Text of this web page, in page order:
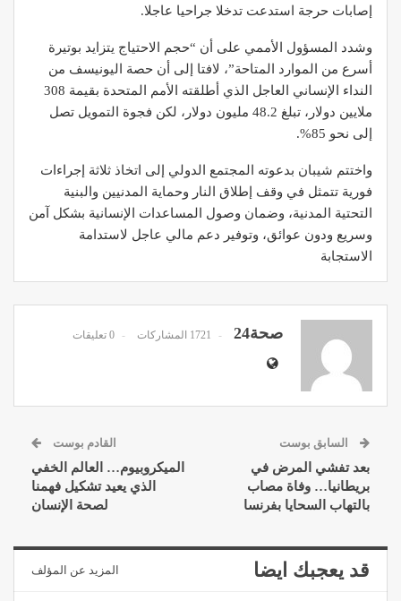
إصابات حرجة استدعت تدخلا جراحيا عاجلا.
وشدد المسؤول الأممي على أن “حجم الاحتياج يتزايد بوتيرة
أسرع من الموارد المتاحة”، لافتا إلى أن حصة اليونيسف من
النداء الإنساني العاجل الذي أطلقته الأمم المتحدة بقيمة 308
ملايين دولار، تبلغ 48.2 مليون دولار، لكن فجوة التمويل تصل
إلى نحو 85%.
واختتم شيبان بدعوته المجتمع الدولي إلى اتخاذ ثلاثة إجراءات
فورية تتمثل في وقف إطلاق النار وحماية المدنيين والبنية
التحتية المدنية، وضمان وصول المساعدات الإنسانية بشكل آمن
وسريع ودون عوائق، وتوفير دعم مالي عاجل لاستدامة
الاستجابة
صحة24 1721 المشاركات 0 تعليقات
السابق بوست
بعد تفشي المرض في
بريطانيا… وفاة مصاب
بالتهاب السحايا بفرنسا
القادم بوست
الميكروبيوم… العالم الخفي
الذي يعيد تشكيل فهمنا
لصحة الإنسان
قد يعجبك ايضا المزيد عن المؤلف